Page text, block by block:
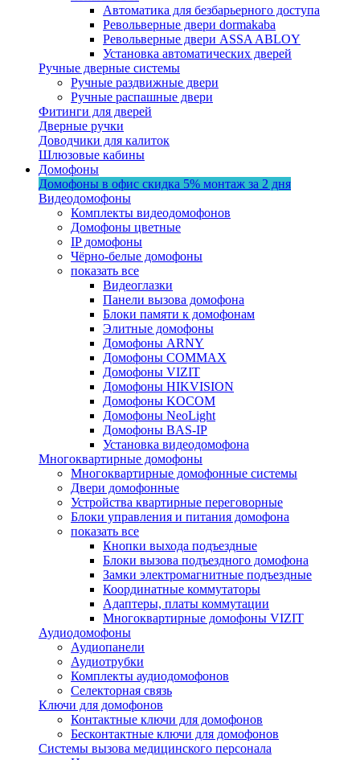
Автоматика для безбарьерного доступа
Револьверные двери dormakaba
Револьверные двери ASSA ABLOY
Установка автоматических дверей
Ручные дверные системы
Ручные раздвижные двери
Ручные распашные двери
Фитинги для дверей
Дверные ручки
Доводчики для калиток
Шлюзовые кабины
Домофоны
Домофоны в офис скидка 5% монтаж за 2 дня
Видеодомофоны
Комплекты видеодомофонов
Домофоны цветные
IP домофоны
Чёрно-белые домофоны
показать все
Видеоглазки
Панели вызова домофона
Блоки памяти к домофонам
Элитные домофоны
Домофоны ARNY
Домофоны COMMAX
Домофоны VIZIT
Домофоны HIKVISION
Домофоны KOCOM
Домофоны NeoLight
Домофоны BAS-IP
Установка видеодомофона
Многоквартирные домофоны
Многоквартирные домофонные системы
Двери домофонные
Устройства квартирные переговорные
Блоки управления и питания домофона
показать все
Кнопки выхода подъездные
Блоки вызова подъездного домофона
Замки электромагнитные подъездные
Координатные коммутаторы
Адаптеры, платы коммутации
Многоквартирные домофоны VIZIT
Аудиодомофоны
Аудиопанели
Аудиотрубки
Комплекты аудиодомофонов
Селекторная связь
Ключи для домофонов
Контактные ключи для домофонов
Бесконтактные ключи для домофонов
Системы вызова медицинского персонала